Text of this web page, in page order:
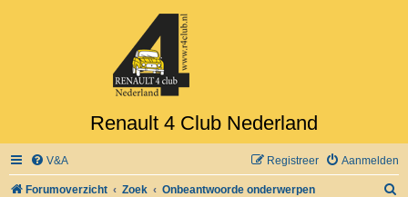
Renault 4 Club Nederland
V&A Aanmelden
Registreer
Forumoverzicht Zoek Onbeantwoorde onderwerpen